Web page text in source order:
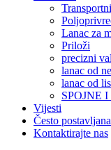
Lanac za
Priloži
precizni
lanac od
lanac od
SPOJNE
Vijesti
Često
Kontaktirajte nas